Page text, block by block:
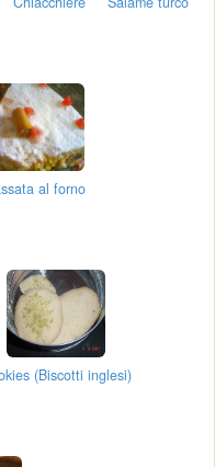
al forno
(Biscotti inglesi)